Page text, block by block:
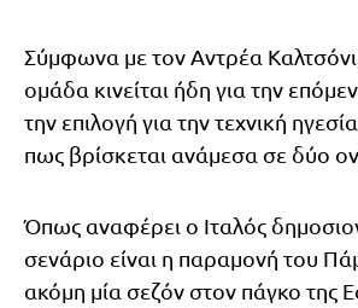
Σύμφωνα με τον Αντρέα
ομάδα κινείται ήδη για την
την επιλογή για την τεχνική
πως βρίσκεται ανάμεσα σε δύο
Όπως αναφέρει ο Ιταλός
σενάριο είναι η παραμονή του
ακόμη μία σεζόν στον πάγκο της